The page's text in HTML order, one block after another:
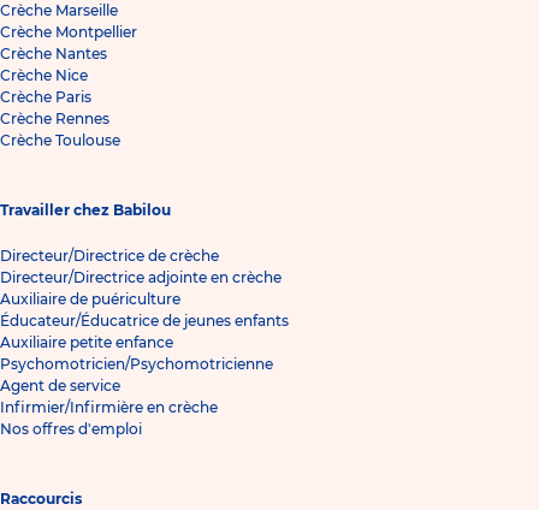
Crèche Marseille
Crèche Montpellier
Crèche Nantes
Crèche Nice
Crèche Paris
Crèche Rennes
Crèche Toulouse
Travailler chez Babilou
Directeur/Directrice de crèche
Directeur/Directrice adjointe en crèche
Auxiliaire de puériculture
Éducateur/Éducatrice de jeunes enfants
Auxiliaire petite enfance
Psychomotricien/Psychomotricienne
Agent de service
Infirmier/Infirmière en crèche
Nos offres d'emploi
Raccourcis